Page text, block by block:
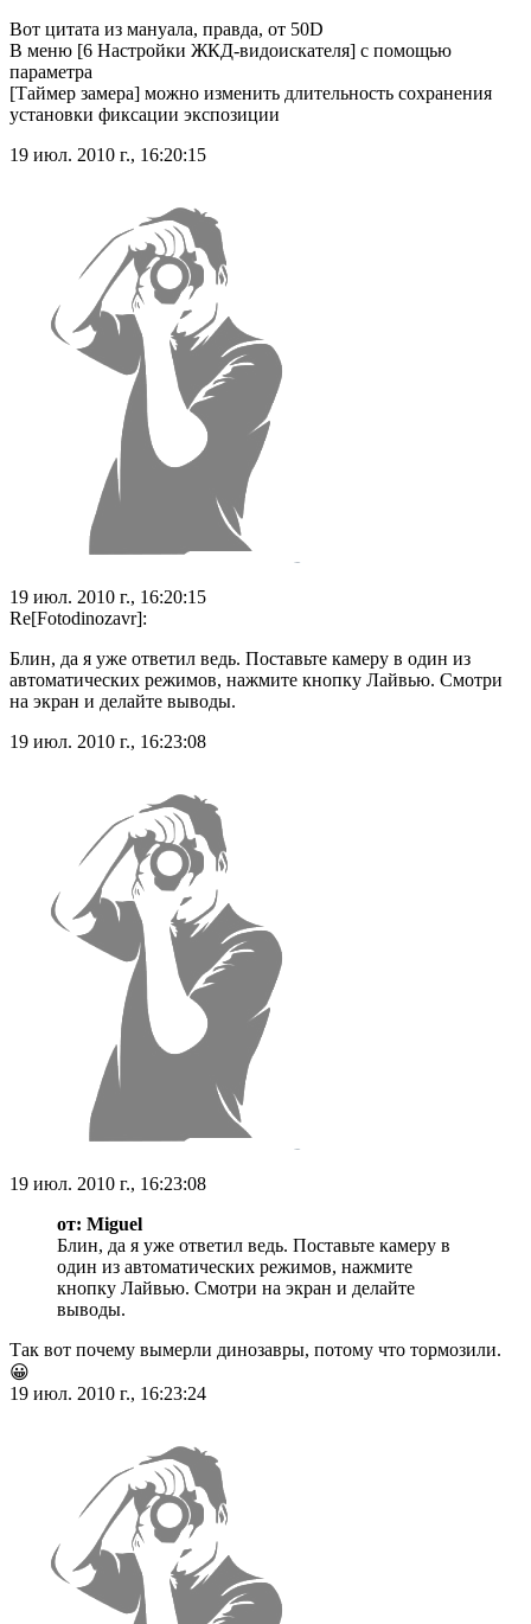
Вот цитата из мануала, правда, от 50D
В меню [6 Настройки ЖКД-видоискателя] с помощью
параметра
[Таймер замера] можно изменить длительность сохранения
установки фиксации экспозиции
19 июл. 2010 г., 16:20:15
19 июл. 2010 г., 16:20:15
Re[Fotodinozavr]:
Блин, да я уже ответил ведь. Поставьте камеру в один из
автоматических режимов, нажмите кнопку Лайвью. Смотри
на экран и делайте выводы.
19 июл. 2010 г., 16:23:08
19 июл. 2010 г., 16:23:08
от: Miguel
Блин, да я уже ответил ведь. Поставьте камеру в
один из автоматических режимов, нажмите
кнопку Лайвью. Смотри на экран и делайте
выводы.
Так вот почему вымерли динозавры, потому что тормозили.
😀
19 июл. 2010 г., 16:23:24